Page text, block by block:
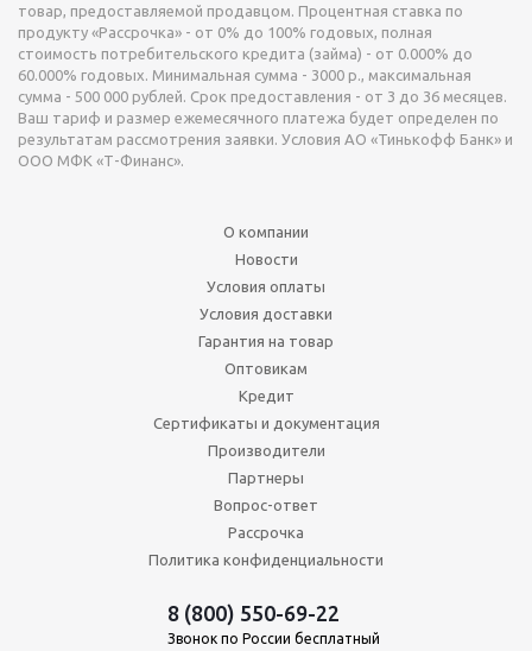
товар, предоставляемой продавцом. Процентная ставка по
продукту «Рассрочка» - от 0% до 100% годовых, полная
стоимость потребительского кредита (займа) - от 0.000% до
60.000% годовых. Минимальная сумма - 3000 р., максимальная
сумма - 500 000 рублей. Срок предоставления - от 3 до 36 месяцев.
Ваш тариф и размер ежемесячного платежа будет определен по
результатам рассмотрения заявки. Условия АО «Тинькофф Банк» и
ООО МФК «Т-Финанс».
О компании
Новости
Условия оплаты
Условия доставки
Гарантия на товар
Оптовикам
Кредит
Сертификаты и документация
Производители
Партнеры
Вопрос-ответ
Рассрочка
Политика конфиденциальности
8 (800) 550-69-22
Звонок по России бесплатный